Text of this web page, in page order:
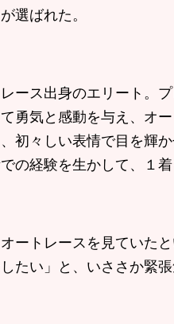
選ばれた。
ース出身のエリート。
勇気と感動を与え、オ
初々しい表情で目を輝
の経験を生かして、１
ートレースを見ていた
たい」と、いささか緊